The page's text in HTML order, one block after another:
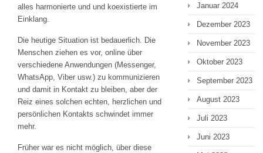
alles harmonierte und und koexistierte im
Einklang.
Die heutige Situation ist bedauerlich. Die
Menschen ziehen es vor, online über
verschiedene Anwendungen (Messenger,
WhatsApp, Viber usw.) zu kommunizieren
und damit in Kontakt zu bleiben, aber der
Reiz eines solchen echten, herzlichen und
persönlichen Kontakts schwindet immer
mehr.
Früher war es nicht möglich, über diese
Januar 2024
Dezember 2023
November 2023
Oktober 2023
September 2023
August 2023
Juli 2023
Juni 2023